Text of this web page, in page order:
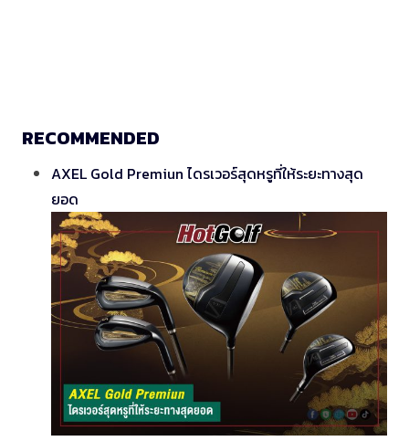
RECOMMENDED
AXEL Gold Premiun ไดรเวอร์สุดหรูที่ให้ระยะทางสุด
ยอด